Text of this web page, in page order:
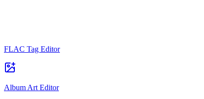
FLAC Tag Editor
Album Art Editor